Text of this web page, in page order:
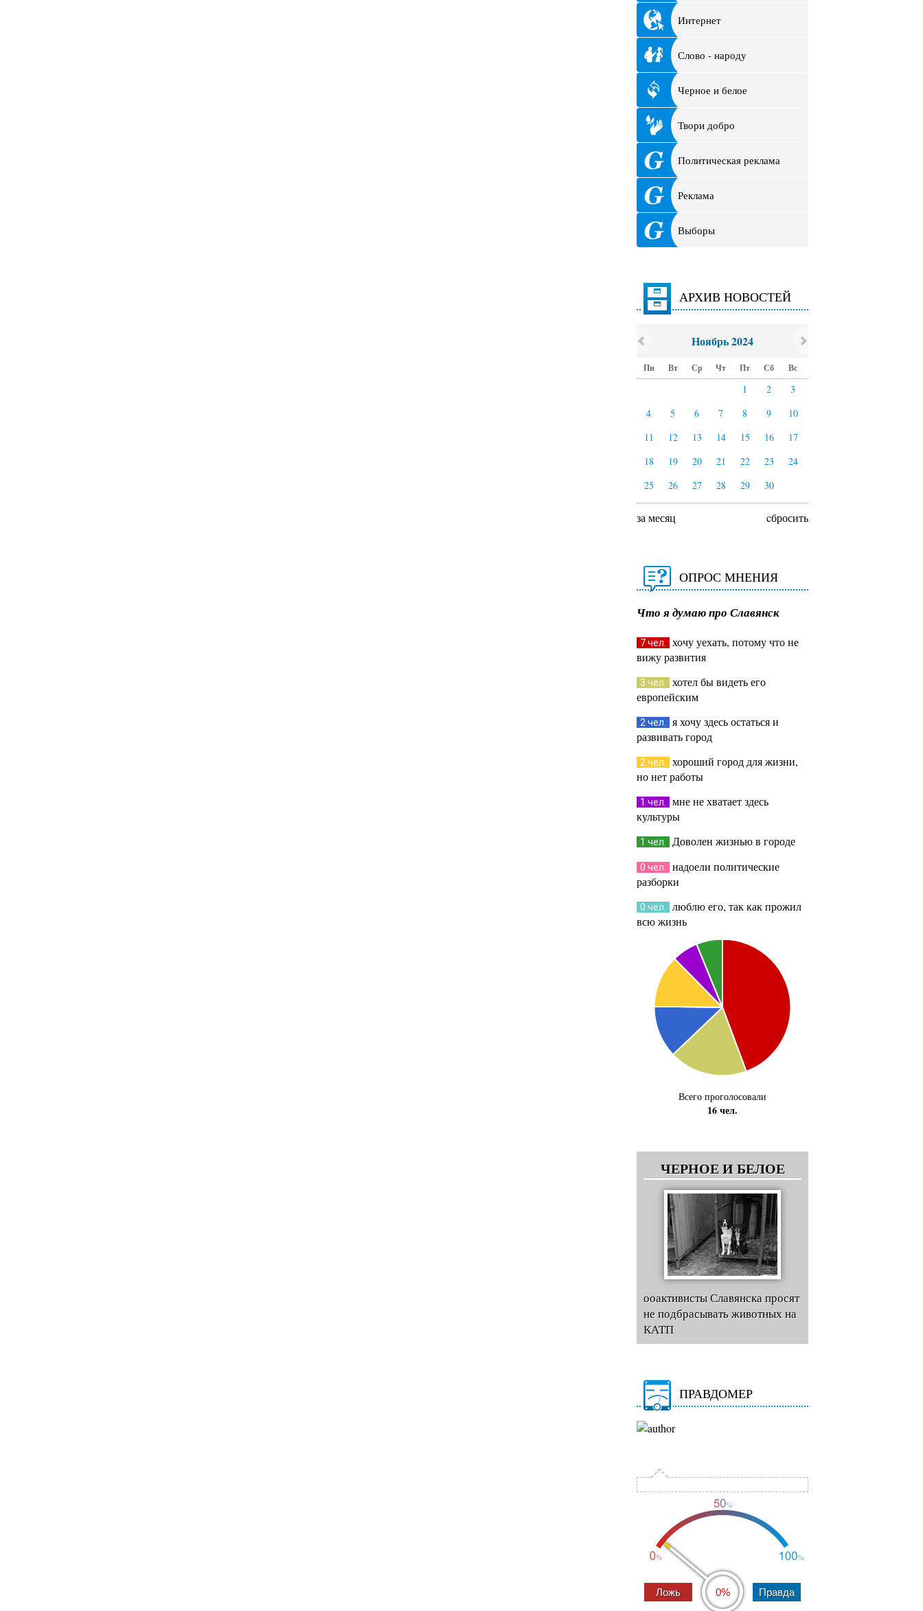
Интернет
Слово - народу
Черное и белое
Твори добро
Политическая реклама
Реклама
Выборы
АРХИВ НОВОСТЕЙ
Ноябрь 2024
Пн Вт Ср Чт Пт Сб Вс
1 2
3
4
5 6 7 8 9
10
11
12 13 14 15 16
17
18
19 20 21 22 23
24
25
26 27 28 29 30
за месяц cбросить
ОПРОС МНЕНИЯ
Что я думаю про Славянск
7 чел.
хочу уехать, потому что не
вижу развития
3 чел.
хотел бы видеть его
европейским
2 чел.
я хочу здесь остаться и
развивать город
2 чел.
хороший город для жизни,
но нет работы
1 чел.
мне не хватает здесь
культуры
1 чел. Доволен жизнью в городе
0 чел.
надоели политические
разборки
0 чел.
люблю его, так как прожил
всю жизнь
Всего проголосовали
16 чел.
ЧЕРНОЕ И БЕЛОЕ
ооактивисты Славянска просят
не подбрасывать животных на
КАТП
ПРАВДОМЕР
0%